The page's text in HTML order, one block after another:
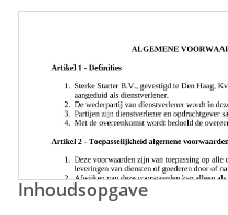
Algemene Voorwaarden
Inhoudsopgave